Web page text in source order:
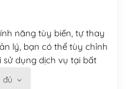
năng tùy biến, tự thay
lý, bạn có thể tùy chỉnh
dụng dịch vụ tại bất
đủ